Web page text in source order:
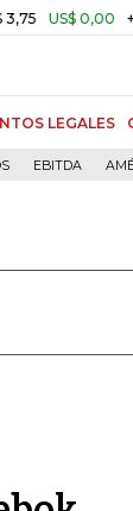
0,00 +0,01%
LEGALES
EBITDA